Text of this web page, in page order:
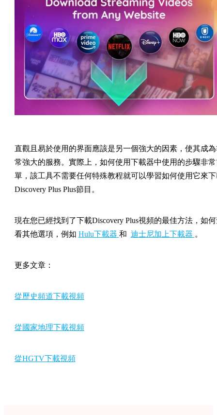
直觀且易於使用的界面應該是另一個強大的因素，使其成
常強大的服務。實際上，如何使用下載器中使用的步驟非
單，該工具不需要任何特殊教程就可以學習如何使用它來
Discovery Plus Plus節目。
現在您已經找到了下載Discovery Plus視頻的最佳方法，如
看其他選項，例如 Hulu下載器 和 迪士尼加上下載器 。
更多文章：
從歷史頻道下載視頻
從國家地理下載視頻
從HGTV下載視頻